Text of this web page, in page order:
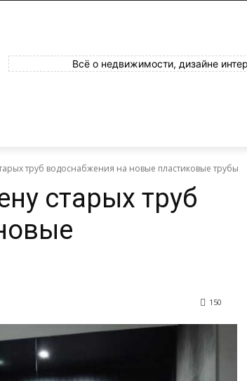
Всё о недвижимости, дизайне
труб водоснабжения на новые пластиковые трубы
старых труб
150